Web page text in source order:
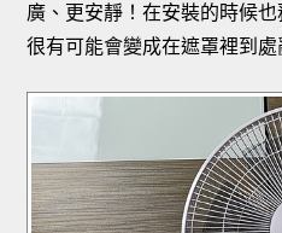
廣、更安靜！在安裝的時候
很有可能會變成在遮罩裡到